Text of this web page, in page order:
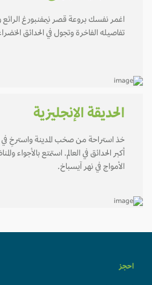
اغمر نفسك بروعة قصر نيمفنبورغ الرائع
تفاصيله الفاخرة وتجول في الحدائق الخضراء.
الحديقة الإنجليزية
خذ استراحة من صخب المدينة واسترخِ في
أكبر الحدائق في العالم. استمتع بالأجواء
الأمواج في نهر آيسباخ.
احجز